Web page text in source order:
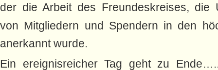
der die Arbeit des Freundeskreises, die
von Mitgliedern und Spendern in den
anerkannt wurde.
Ein ereignisreicher Tag geht zu